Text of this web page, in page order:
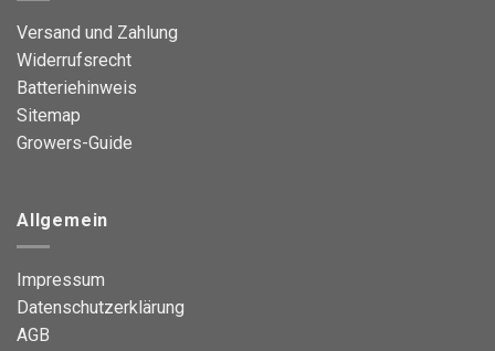
Versand und Zahlung
Widerrufsrecht
Batteriehinweis
Sitemap
Growers-Guide
Allgemein
Impressum
Datenschutzerklärung
AGB